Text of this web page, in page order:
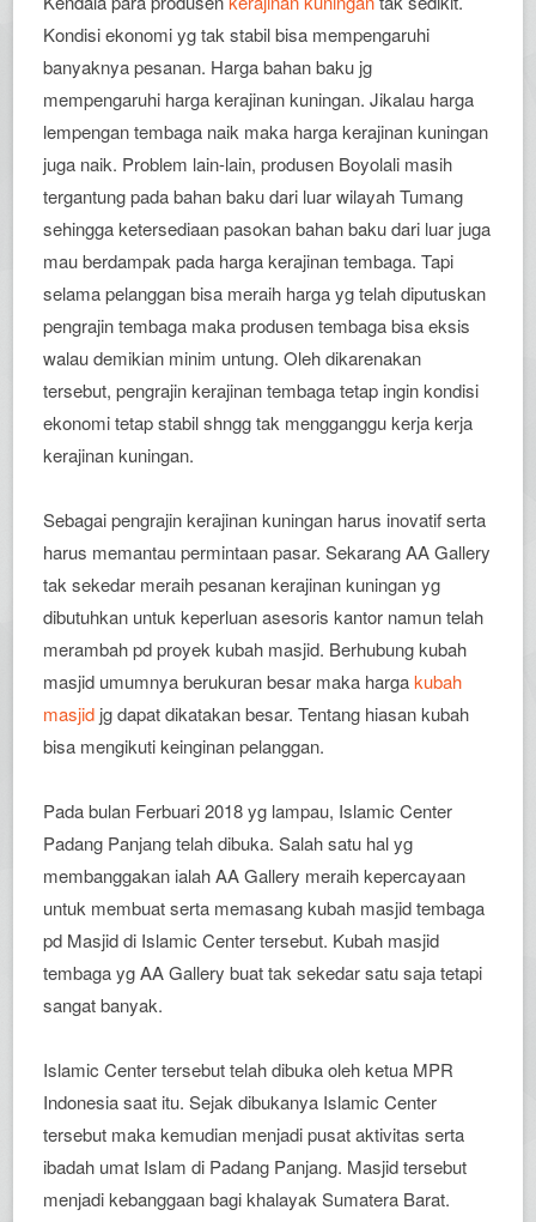
Kondisi ekonomi yg tak stabil bisa mempengaruhi
banyaknya pesanan. Harga bahan baku jg
mempengaruhi harga kerajinan kuningan. Jikalau harga
lempengan tembaga naik maka harga kerajinan kuningan
juga naik. Problem lain-lain, produsen Boyolali masih
tergantung pada bahan baku dari luar wilayah Tumang
sehingga ketersediaan pasokan bahan baku dari luar juga
mau berdampak pada harga kerajinan tembaga. Tapi
selama pelanggan bisa meraih harga yg telah diputuskan
pengrajin tembaga maka produsen tembaga bisa eksis
walau demikian minim untung. Oleh dikarenakan
tersebut, pengrajin kerajinan tembaga tetap ingin kondisi
ekonomi tetap stabil shngg tak mengganggu kerja kerja
kerajinan kuningan.
Sebagai pengrajin kerajinan kuningan harus inovatif serta
harus memantau permintaan pasar. Sekarang AA Gallery
tak sekedar meraih pesanan kerajinan kuningan yg
dibutuhkan untuk keperluan asesoris kantor namun telah
merambah pd proyek kubah masjid. Berhubung kubah
masjid umumnya berukuran besar maka hargakubah
masjid jg dapat dikatakan besar. Tentang hiasan kubah
bisa mengikuti keinginan pelanggan.
Pada bulan Ferbuari 2018 yg lampau, Islamic Center
Padang Panjang telah dibuka. Salah satu hal yg
membanggakan ialah AA Gallery meraih kepercayaan
untuk membuat serta memasang kubah masjid tembaga
pd Masjid di Islamic Center tersebut. Kubah masjid
tembaga yg AA Gallery buat tak sekedar satu saja tetapi
sangat banyak.
Islamic Center tersebut telah dibuka oleh ketua MPR
Indonesia saat itu. Sejak dibukanya Islamic Center
tersebut maka kemudian menjadi pusat aktivitas serta
ibadah umat Islam di Padang Panjang. Masjid tersebut
menjadi kebanggaan bagi khalayak Sumatera Barat.